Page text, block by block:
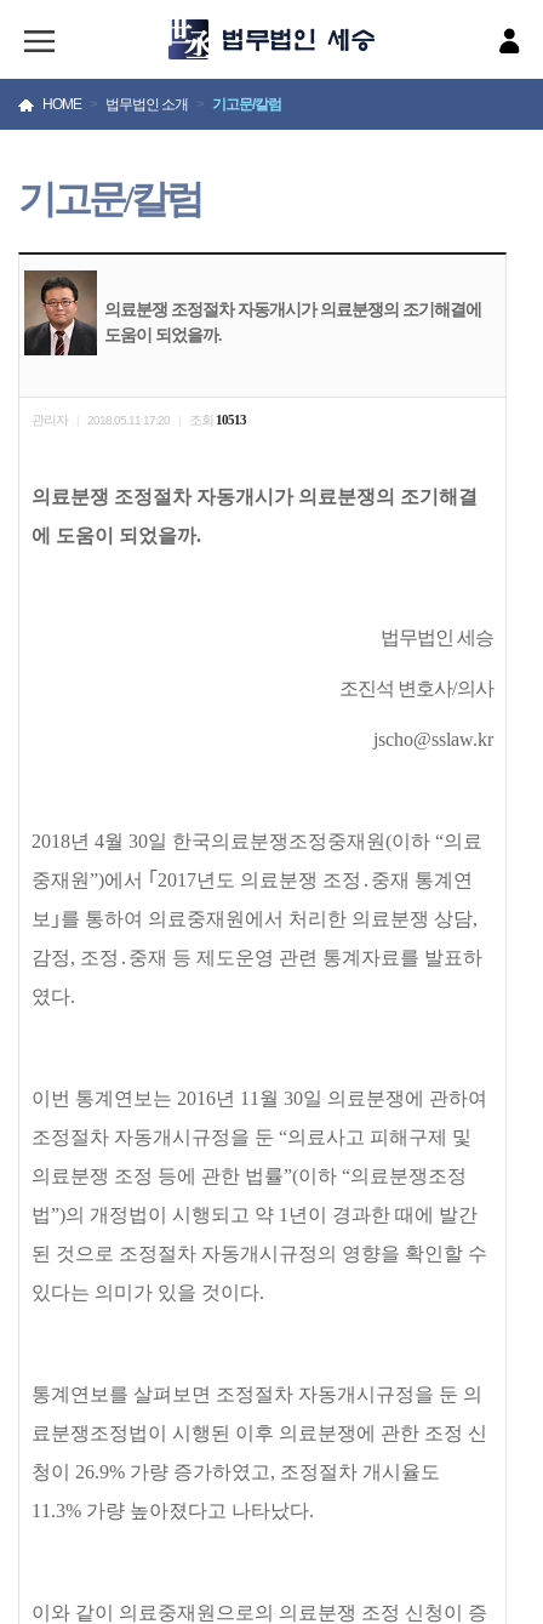
HOME > 법무법인 소개 > 기고문/칼럼
기고문/칼럼
의료분쟁 조정절차 자동개시가 의료분쟁의 조기해결에
도움이 되었을까.
관리자 2018.05.11 17:20 조회 10513
의료분쟁 조정절차 자동개시가 의료분쟁의 조기해결
에 도움이 되었을까.
법무법인 세승
조진석 변호사/의사
jscho@sslaw.kr
2018년 4월 30일 한국의료분쟁조정중재원(이하 “의료
중재원”)에서 ｢ 2017년도 의료분쟁 조정 ․ 중재 통계연
보 ｣를 통하여 의료중재원에서 처리한 의료분쟁 상담,
감정, 조정 ․ 중재 등 제도운영 관련 통계자료를 발표하
였다.
이번 통계연보는 2016년 11 월 30일 의료분쟁에 관하여
조정절차 자동개시규정을 둔 “의료사고 피해구제 및
의료분쟁 조정 등에 관한 법률”(이하 “의료분쟁조정
법”)의 개정법이 시행되고 약 1 년이 경과한 때에 발간
된 것으로 조정절차 자동개시규정의 영향을 확인할 수
있다는 의미가 있을 것이다.
통계연보를 살펴보면 조정절차 자동개시규정을 둔 의
료분쟁조정법이 시행된 이후 의료분쟁에 관한 조정 신
청이 26.9% 가량 증가하였고, 조정절차 개시율도
11.3% 가량 높아졌다고 나타났다.
이와 같이 의료중재원으로의 의료분쟁 조정 신청이 증